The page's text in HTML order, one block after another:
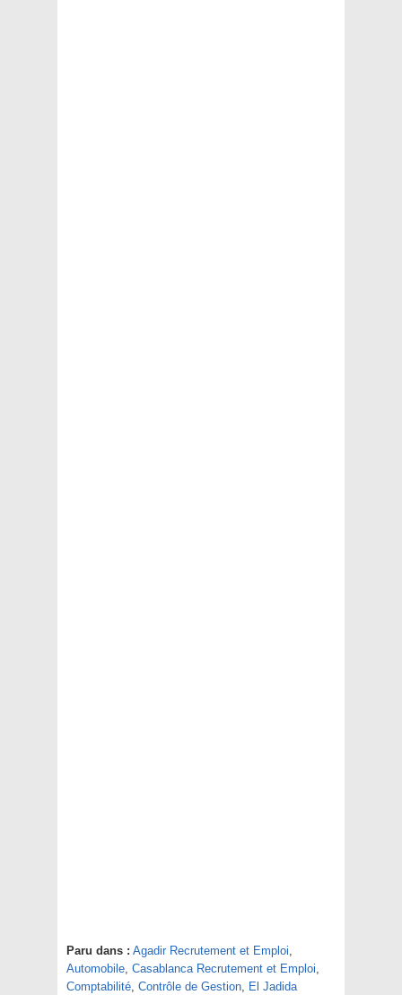
Paru dans : Agadir Recrutement et Emploi,
Automobile, Casablanca Recrutement et Emploi,
Comptabilité, Contrôle de Gestion, El Jadida